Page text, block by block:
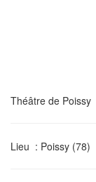
Théâtre de Poissy
Lieu : Poissy (78)